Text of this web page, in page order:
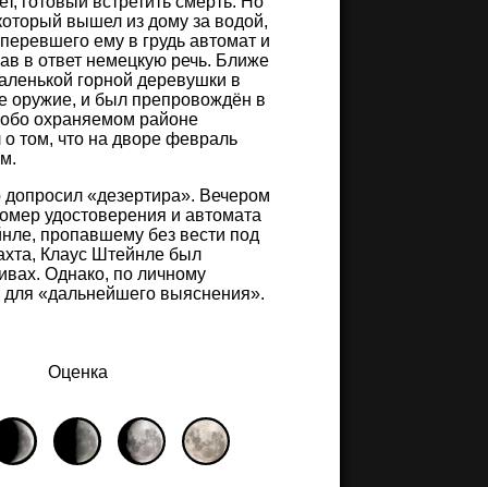
вышел из дому за водой,
ему в грудь автомат и
в ответ немецкую речь. Ближе
горной деревушки в
оружие, и был препровождён в
охраняемом районе
о том, что на дворе февраль
«дезертира». Вечером
удостоверения и автомата
пропавшему без вести под
Клаус Штейнле был
Однако, по личному
«дальнейшего выяснения».
Оценка